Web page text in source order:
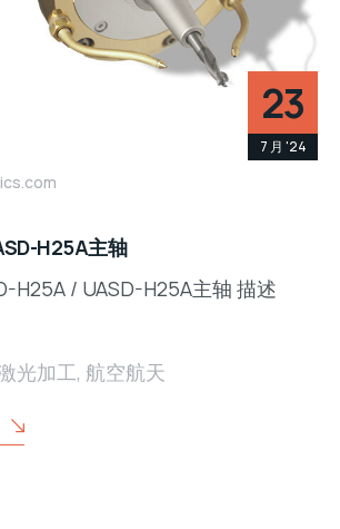
23
7 月 '24
H25A主轴
H25A / UASD-H25A主轴 描述
光加工, 航空航天